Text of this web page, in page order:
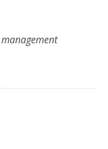
management